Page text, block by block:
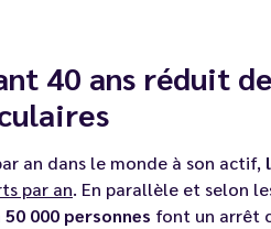
40 ans réduit
an dans le monde à son actif,
par an. En parallèle et selon
50 000 personnes font un arrêt